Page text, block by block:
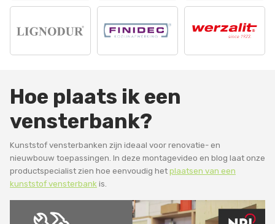
Hoe plaats ik een
vensterbank?
Kunststof vensterbanken zijn ideaal voor renovatie- en
nieuwbouw toepassingen. In deze montagevideo en blog laat onze
productspecialist zien hoe eenvoudig het plaatsen van een
kunststof vensterbank is.